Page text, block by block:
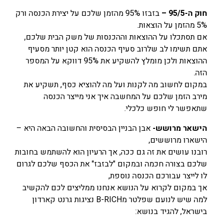
חוק ה-95/5 –
בזבזו 95% מהזמן שלכם על יצירת הכנסה ורק
5% מהזמן על הוצאות.
אם תסתכלו על ההוצאות וההכנסות של משק הבית שלכם,
אתם תשימו לב שלרוב סעיף הכנסה הוא קטן יותר מסעיף
ההוצאות ולכן מומלץ להשקיע את 95% דווקא על המספר
הזה.
במקום לחשוב מה לקנות ועל מה להוציא כסף, תשקיע את
מירב הזמן שלכם על המחשבה איך אני מייצר הכנסה
שתאפשר לי חופש כלכלי.
הישאר מרושש- אבן הבניין הבסיסית והחשובה הבאה היא –
הישארו מרוששים,
רובנו עושים את זה גם ככה, אך הרעיון הוא להשתמש בחובות
שלכם בצורה חכמה ובמקום "לבזבז" את הכסף שלכם לגרום
לו לייצר עבורכם הכנסה נוספת,
אך במקום לקרוא על הנושא אנחנו ממליצים לכם להקשיב
למה שיש לנועם שפלטר מB-RICH נציגות גרנט קארדון
בישראל, להגיד בנושא: